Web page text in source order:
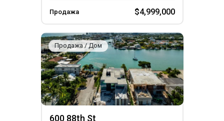
Продажа $4,999,000
Продажа / Дом
600 88th St